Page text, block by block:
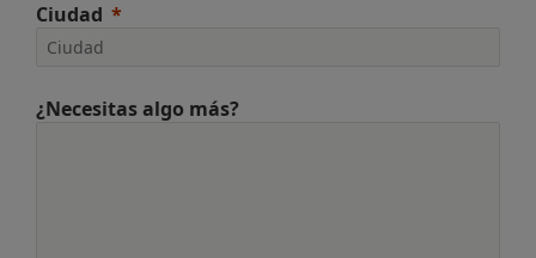
Ciudad
¿Necesitas algo más?